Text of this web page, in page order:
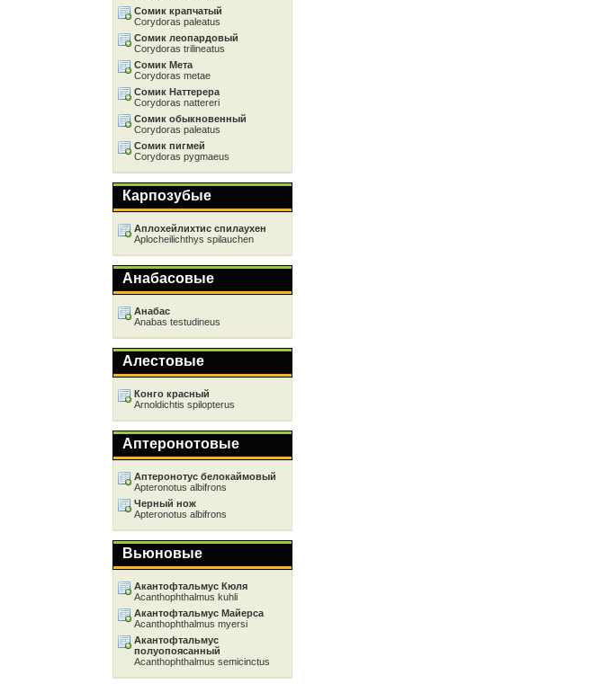
Сомик крапчатый
Corydoras paleatus
Сомик леопардовый
Corydoras trilineatus
Сомик Мета
Corydoras metae
Сомик Наттерера
Corydoras nattereri
Сомик обыкновенный
Corydoras paleatus
Сомик пигмей
Corydoras pygmaeus
Карпозубые
Аплохейлихтис спилаухен
Aplocheilichthys spilauchen
Анабасовые
Анабас
Anabas testudineus
Алестовые
Конго красный
Arnoldichtis spilopterus
Аптеронотовые
Аптеронотус белокаймовый
Apteronotus albifrons
Черный нож
Apteronotus albifrons
Вьюновые
Акантофтальмус Кюля
Acanthophthalmus kuhli
Акантофтальмус Майерса
Acanthophthalmus myersi
Акантофтальмус
полуопоясанный
Acanthophthalmus semicinctus